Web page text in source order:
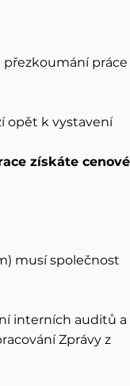
přezkoumání práce
opět k vystavení
získáte cenové
musí společnost
interních auditů a
Zprávy z